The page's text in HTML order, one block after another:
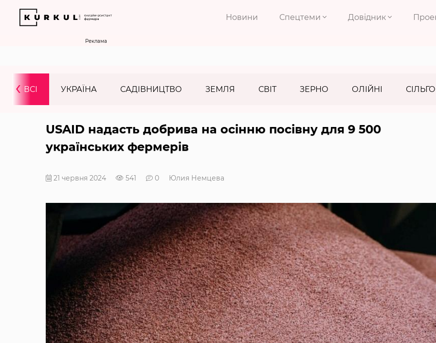
Новини Спецтеми Довідник
Реклама
ВСІ УКРАЇНА САДІВНИЦТВО ЗЕМЛЯ СВІТ ЗЕРНО ОЛІЙНІ
‹
USAID надасть добрива на осінню посівну для 9 500
українських фермерів
21 червня 2024 541 0 Юлия Немцева